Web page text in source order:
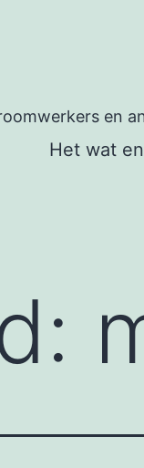
en
Het wat